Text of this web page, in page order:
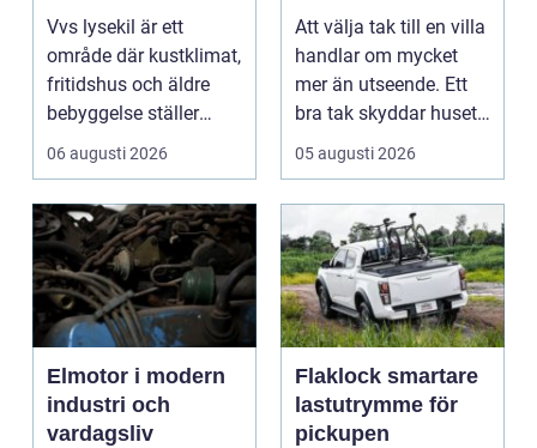
kusten
Vvs lysekil är ett
område där kustklimat,
fritidshus och äldre
bebyggelse ställer
extra höga krav på...
06 augusti 2026
Att välja tak till en villa
handlar om mycket
mer än utseende. Ett
bra tak skyddar huset
mot regn, s...
05 augusti 2026
Elmotor i modern
industri och
vardagsliv
Flaklock smartare
lastutrymme för
pickupen